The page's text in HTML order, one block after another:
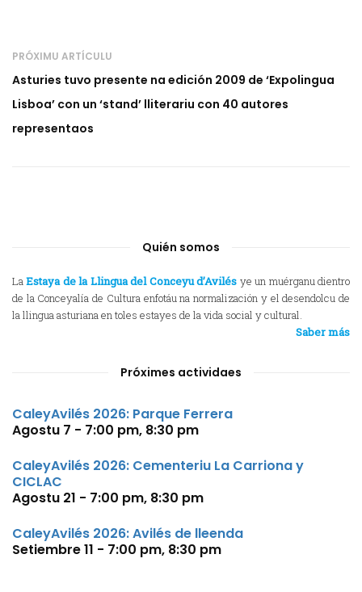
PRÓXIMU ARTÍCULU
Asturies tuvo presente na edición 2009 de ‘Expolingua
Lisboa’ con un ‘stand’ lliterariu con 40 autores
representaos
Quién somos
LaEstaya de la Llingua del Conceyu d’Avilés ye un muérganu dientro
de la Conceyalía de Cultura enfotáu na normalización y el desendolcu de
la llingua asturiana en toles estayes de la vida social y cultural.
Saber más
Próximes actividaes
CaleyAvilés 2026: Parque Ferrera
Agostu 7 - 7:00 pm, 8:30 pm
CaleyAvilés 2026: Cementeriu La Carriona y
CICLAC
Agostu 21 - 7:00 pm, 8:30 pm
CaleyAvilés 2026: Avilés de lleenda
Setiembre 11 - 7:00 pm, 8:30 pm